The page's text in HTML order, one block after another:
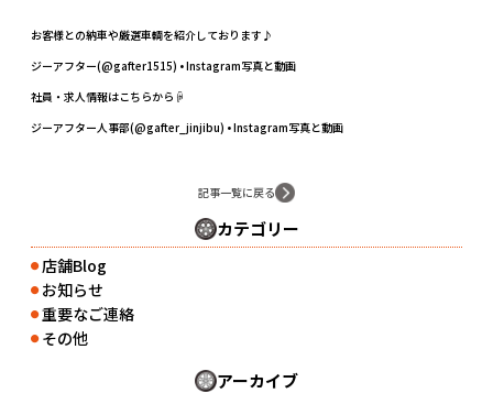
カテゴリー
●店舗Blog
● お知らせ
●重要なご連絡
● その他
アーカイブ
お客様との納車や厳選車輌を紹介しております♪
ジーアフター(@gafter1515) • Instagram写真と動画
社員・求人情報はこちらから☟
ジーアフター人事部(@gafter_jinjibu) • Instagram写真と動画
記事一覧に戻る